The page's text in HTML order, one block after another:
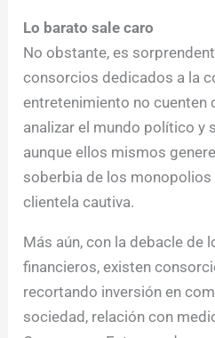
Lo barato sale caro
No obstante, es
consorcios dedicados a la
entretenimiento no cuenten
analizar el mundo político y
aunque ellos mismos
soberbia de los
clientela cautiva.
Más aún, con la debacle de
financieros, existen
recortando inversión en
sociedad, relación con